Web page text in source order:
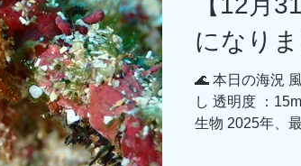
ントが合うよ
れからも精進し
イトコ！今日は
----------
になりま
🌊 本日の海況
し 透明度 ：
生物 2025年、